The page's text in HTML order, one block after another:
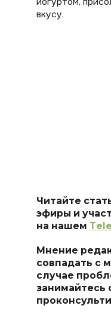
вкусу.
Читайте
эфиры и
на нашем
Мнение
совпадать с
случае
занимайтесь